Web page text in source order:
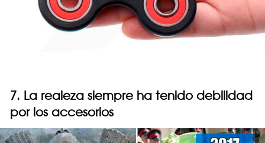
7. La realeza siempre ha tenido debilidad
por los accesorios